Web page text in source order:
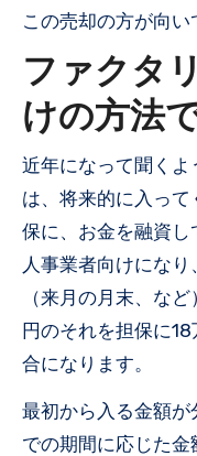
この売却の方が向い
ファクタ
けの方法
近年になって聞くよ
は、将来的に入っ
保に、お金を融資
人事業者向けにな
（来月の月末、な
円のそれを担保に
合になります。
最初から入る金額が
での期間に応じた